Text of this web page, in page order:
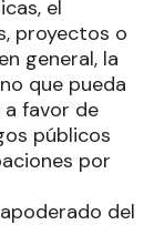
el
proyectos o
general, la
que pueda
favor de
públicos
por
del